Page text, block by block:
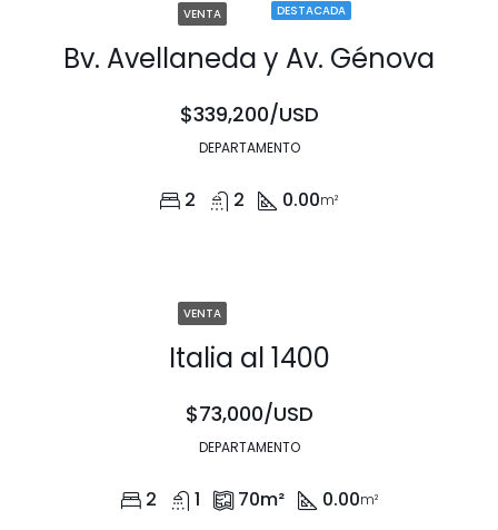
DESTACADA
VENTA
Bv. Avellaneda y Av. Génova
$339,200/USD
DEPARTAMENTO
2 2 0.00m²
VENTA
Italia al 1400
$73,000/USD
DEPARTAMENTO
2 1 70m² 0.00m²